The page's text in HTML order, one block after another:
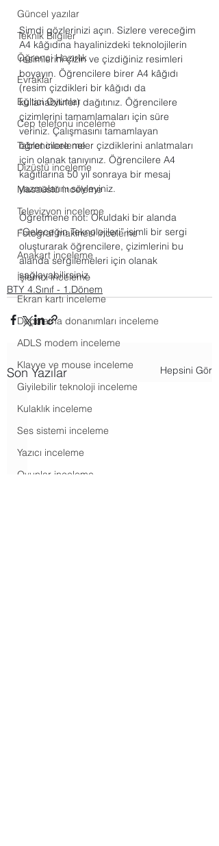
Güncel yazılar
Teknik Bilgiler
Öğrenci Hazırlık
Evraklar
Eğitici Oyunlar
Cep telefonu inceleme
Tablet inceleme
Dizüstü inceleme
Masaüstü inceleme
Televizyon inceleme
Fotoğraf makinesi inceleme
Anakart inceleme
İşlemci inceleme
Ekran kartı inceleme
Depolama donanımları inceleme
ADLS modem inceleme
Klavye ve mouse inceleme
Giyilebilir teknoloji inceleme
Kulaklık inceleme
Ses sistemi inceleme
Yazıcı inceleme
Oyunlar inceleme
Şimdi gözlerinizi açın. Sizlere vereceğim
A4 kâğıdına hayalinizdeki teknolojilerin
resimlerini çizin ve çizdiğiniz resimleri
boyayın. Öğrencilere birer A4 kâğıdı
(resim çizdikleri bir kâğıdı da
kullanabilirler) dağıtınız. Öğrencilere
çizimlerini tamamlamaları için süre
veriniz. Çalışmasını tamamlayan
öğrencilere neler çizdiklerini anlatmaları
için olanak tanıyınız. Öğrencilere A4
kağıtlarına 50 yıl sonraya bir mesaj
yazmalarını söyleyiniz.
Öğretmene not: Okuldaki bir alanda
“Geleceğin Teknolojileri” isimli bir sergi
oluşturarak öğrencilere, çizimlerini bu
alanda sergilemeleri için olanak
sağlayabilirsiniz.
BTY 4.Sınıf - 1.Dönem
Son Yazılar Hepsini Gör